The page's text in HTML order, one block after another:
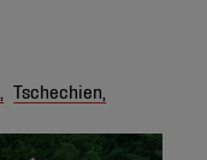
Tschechien,